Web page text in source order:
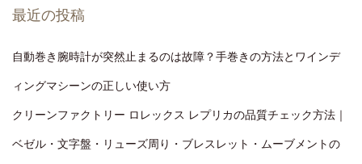
最近の投稿
自動巻き腕時計が突然止まるのは故障？手巻きの方法とワインデ
ィングマシーンの正しい使い方
クリーンファクトリー ロレックス レプリカの品質チェック方法｜
ベゼル・文字盤・リューズ周り・ブレスレット・ムーブメントの